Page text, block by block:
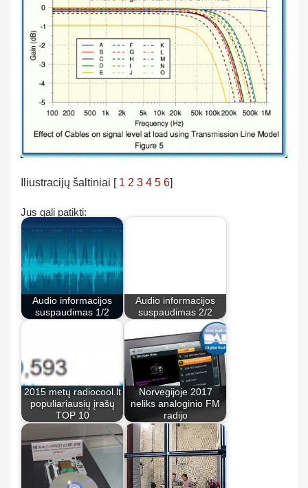
Iliustracijų šaltiniai [ 1 2 3 4 5 6]
Jus gali patikti:
Audio informacijos
suspaudimas 1/2
Audio informacijos
suspaudimas 2/2
2015 metų radiocool.lt
populiariausių įrašų
TOP 10
Norvegijoje 2017
neliks analoginio FM
radijo